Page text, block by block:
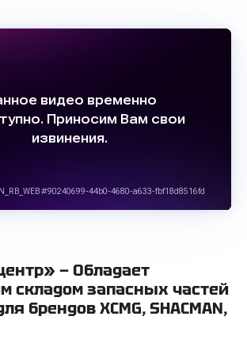
— Обладает
складом запасных частей
брендов XCMG, SHACMAN,